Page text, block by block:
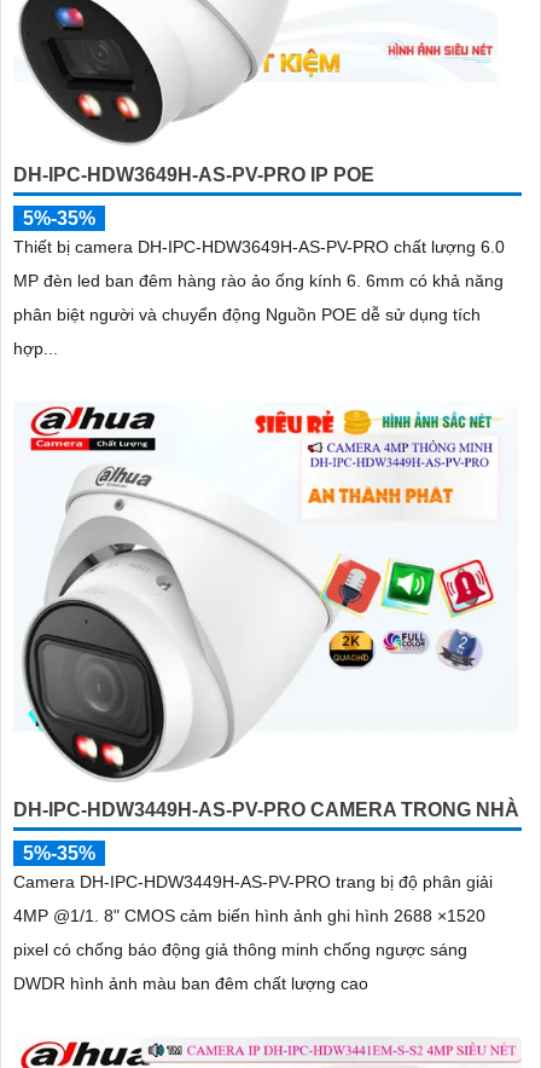
DH-IPC-HDW3649H-AS-PV-PRO IP POE
5%-35%
Thiết bị camera DH-IPC-HDW3649H-AS-PV-PRO chất lượng 6.0
MP đèn led ban đêm hàng rào ảo ống kính 6. 6mm có khả năng
phân biệt người và chuyển động Nguồn POE dễ sử dụng tích
hợp...
DH-IPC-HDW3449H-AS-PV-PRO CAMERA TRONG NHÀ
5%-35%
Camera DH-IPC-HDW3449H-AS-PV-PRO trang bị độ phân giải
4MP @1/1. 8" CMOS cảm biến hình ảnh ghi hình 2688 ×1520
pixel có chống báo động giả thông minh chống ngược sáng
DWDR hình ảnh màu ban đêm chất lượng cao